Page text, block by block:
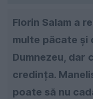
Florin Salam a
multe păcate și
Dumnezeu, dar
credința.
poate să nu